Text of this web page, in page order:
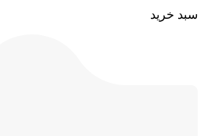
سبد خرید